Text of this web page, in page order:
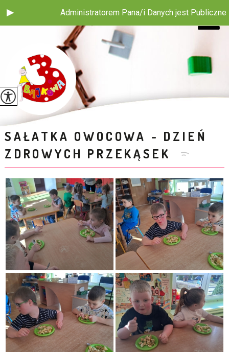
Administratorem Pana/i Danych jest Publiczne
SAŁATKA OWOCOWA - DZIEŃ
ZDROWYCH PRZEKĄSEK